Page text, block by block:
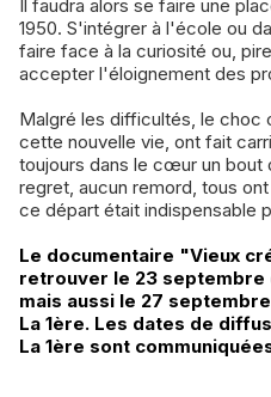
Il faudra alors se faire une
1950. S'intégrer à l'école ou
faire face à la curiosité ou,
accepter l'éloignement des
Malgré les difficultés, le choc
cette nouvelle vie, ont fait
toujours dans le cœur un bout
regret, aucun remord, tous
ce départ était indispensable
Le documentaire "Vieux
retrouver le 23 septembre
mais aussi le 27
La 1ère. Les dates de
La 1ère sont